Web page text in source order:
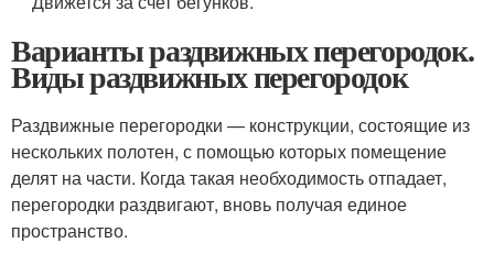
Варианты раздвижных перегородок.
Виды раздвижных перегородок
Раздвижные перегородки — конструкции, состоящие из
нескольких полотен, с помощью которых помещение
делят на части. Когда такая необходимость отпадает,
перегородки раздвигают, вновь получая единое
пространство.